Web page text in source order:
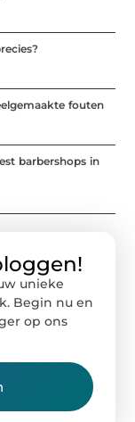
fouten
barbershops in
unieke
Begin nu en
op ons